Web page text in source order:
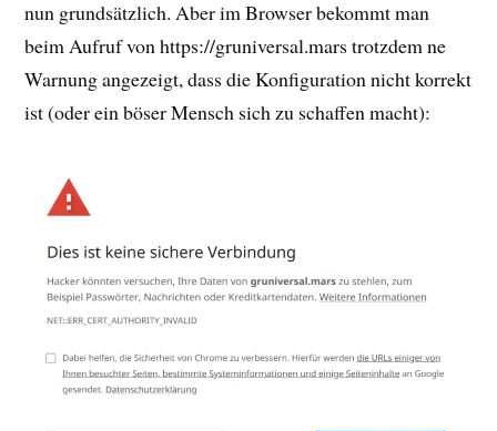
nun grundsätzlich. Aber im Browser bekommt man
beim Aufruf von https://gruniversal.mars trotzdem ne
Warnung angezeigt, dass die Konfiguration nicht korrekt
ist (oder ein böser Mensch sich zu schaffen macht):